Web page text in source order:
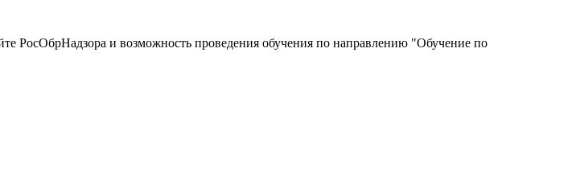
РосОбрНадзора и возможность проведения обучения по направлению "Обучение по